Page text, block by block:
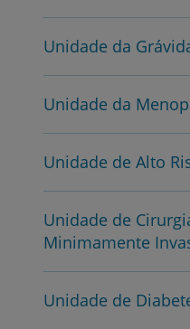
Unidade da
Unidade da
Unidade de Alto
Unidade de
Minimamente
Unidade de